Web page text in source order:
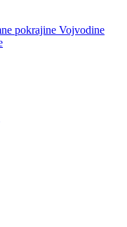
pokrajine Vojvodine